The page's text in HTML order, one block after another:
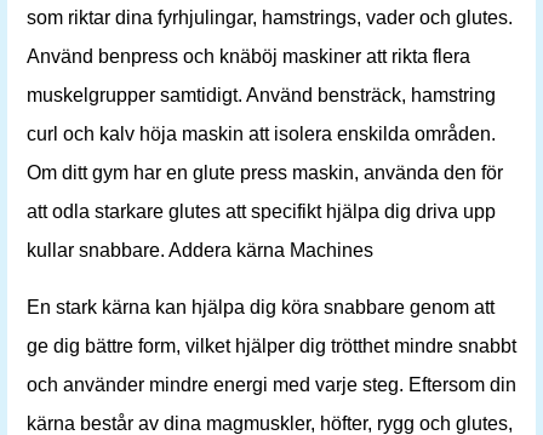
som riktar dina fyrhjulingar, hamstrings, vader och glutes.
Använd benpress och knäböj maskiner att rikta flera
muskelgrupper samtidigt. Använd bensträck, hamstring
curl och kalv höja maskin att isolera enskilda områden.
Om ditt gym har en glute press maskin, använda den för
att odla starkare glutes att specifikt hjälpa dig driva upp
kullar snabbare. Addera kärna Machines
En stark kärna kan hjälpa dig köra snabbare genom att
ge dig bättre form, vilket hjälper dig trötthet mindre snabbt
och använder mindre energi med varje steg. Eftersom din
kärna består av dina magmuskler, höfter, rygg och glutes,